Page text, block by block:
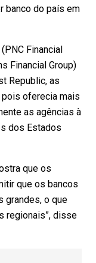
banco do país em
Financial
Financial Group)
Republic, as
oferecia mais
as agências à
dos Estados
que os
que os bancos
grandes, o que
regionais”, disse